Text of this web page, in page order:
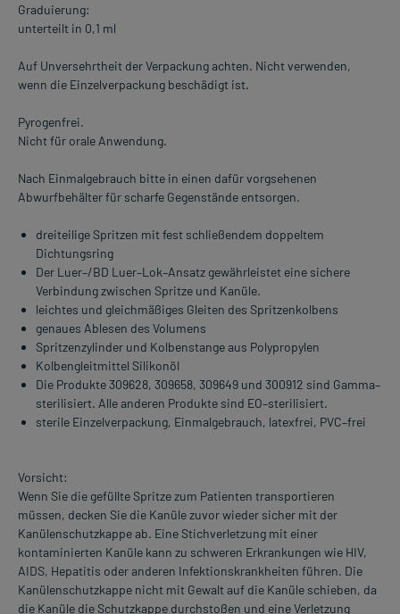
Graduierung:
unterteilt in 0,1 ml
Auf Unversehrtheit der Verpackung achten. Nicht verwenden,
wenn die Einzelverpackung beschädigt ist.
Pyrogenfrei.
Nicht für orale Anwendung.
Nach Einmalgebrauch bitte in einen dafür vorgsehenen
Abwurfbehälter für scharfe Gegenstände entsorgen.
dreiteilige Spritzen mit fest schließendem doppeltem
Dichtungsring
Der Luer–/BD Luer–Lok–Ansatz gewährleistet eine sichere
Verbindung zwischen Spritze und Kanüle.
leichtes und gleichmäßiges Gleiten des Spritzenkolbens
genaues Ablesen des Volumens
Spritzenzylinder und Kolbenstange aus Polypropylen
Kolbengleitmittel Silikonöl
Die Produkte 309628, 309658, 309649 und 300912 sind Gamma–
sterilisiert. Alle anderen Produkte sind EO–sterilisiert.
sterile Einzelverpackung, Einmalgebrauch, latexfrei, PVC–frei
Vorsicht:
Wenn Sie die gefüllte Spritze zum Patienten transportieren
müssen, decken Sie die Kanüle zuvor wieder sicher mit der
Kanülenschutzkappe ab. Eine Stichverletzung mit einer
kontaminierten Kanüle kann zu schweren Erkrankungen wie HIV,
AIDS, Hepatitis oder anderen Infektionskrankheiten führen. Die
Kanülenschutzkappe nicht mit Gewalt auf die Kanüle schieben, da
die Kanüle die Schutzkappe durchstoßen und eine Verletzung